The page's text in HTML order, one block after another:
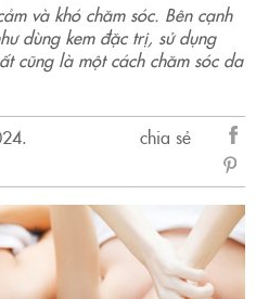
và khó chăm sóc. Bên cạnh
dùng kem đặc trị, sử dụng
cũng là một cách chăm sóc da
chia sẻ
sẻ